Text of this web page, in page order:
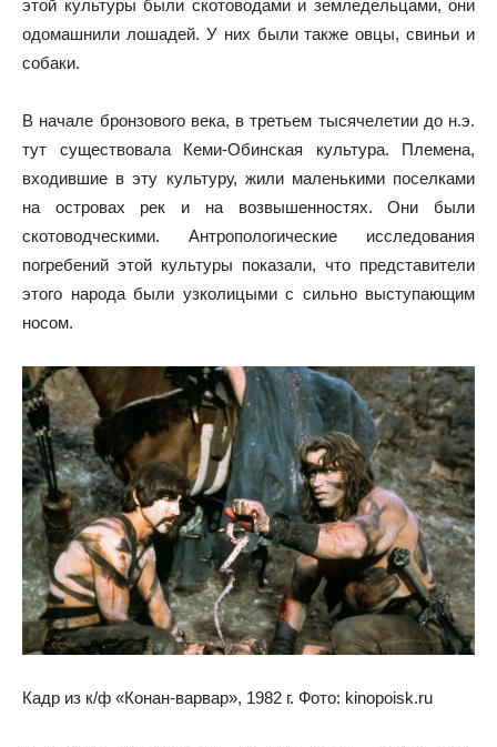
этой культуры были скотоводами и земледельцами, они
одомашнили лошадей. У них были также овцы, свиньи и
собаки.
В начале бронзового века, в третьем тысячелетии до н.э.
тут существовала Кеми-Обинская культура. Племена,
входившие в эту культуру, жили маленькими поселками
на островах рек и на возвышенностях. Они были
скотоводческими. Антропологические исследования
погребений этой культуры показали, что представители
этого народа были узколицыми с сильно выступающим
носом.
Кадр из к/ф «Конан-варвар», 1982 г. Фото: kinopoisk.ru